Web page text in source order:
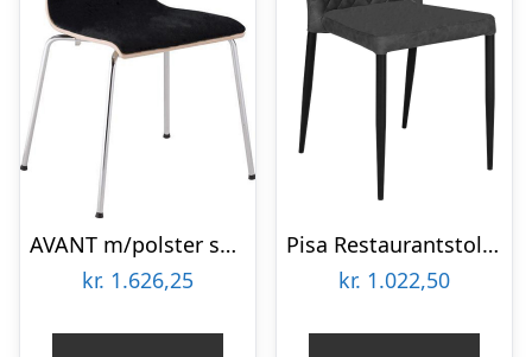
AVANT m/polster sort – Bøg-sort
kr. 1.626,25
Pisa Restaurantstol – Mørkegrå
kr. 1.022,50